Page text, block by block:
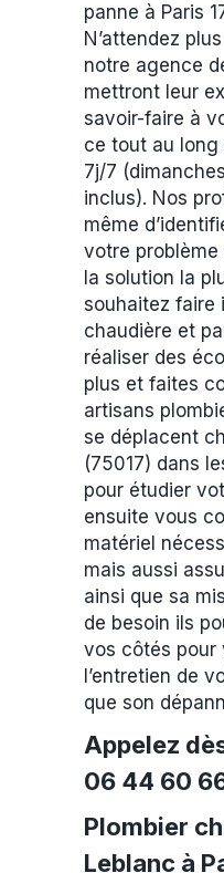
panne à Paris
N’attendez
notre agence
mettront leur
savoir-faire à
ce tout au long
7j/7
inclus). Nos
même
votre
la solution la
souhaitez faire
chaudière et
réaliser des
plus et faites
artisans
se déplacent
(75017) dans
pour étudier
ensuite vous
matériel
mais aussi
ainsi que sa
de besoin ils
vos côtés pour
l’entretien de
que son
Appelez
06 44 60
Plombier
Leblanc à